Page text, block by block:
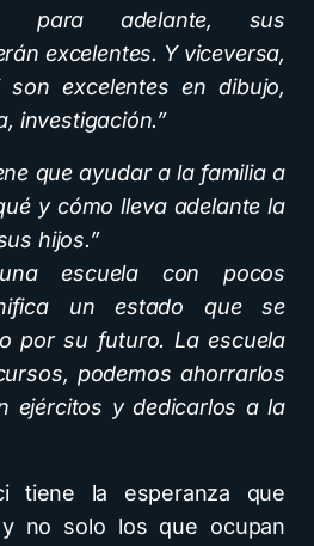
para adelante, sus
excelentes. Y viceversa,
excelentes en dibujo,
investigación.”
que ayudar a la familia a
y cómo lleva adelante la
hijos.”
escuela con pocos
un estado que se
por su futuro. La escuela
podemos ahorrarlos
ejércitos y dedicarlos a la
tiene la esperanza que
no solo los que ocupan